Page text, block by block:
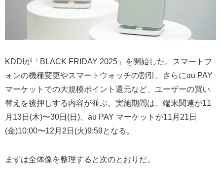
KDDIが「BLACK FRIDAY 2025」を開始した。スマートフ
ォンの機種変更やスマートウォッチの割引、さらにau PAY
マーケットでの大規模ポイント還元など、ユーザーの買い
替えを後押しする内容が並ぶ。実施期間は、端末関連が11
月13日(木)〜30日(日)、au PAY マーケットが11月21日
(金)10:00〜12月2日(火)9:59となる。
まずは全体像を整理すると次のとおりだ。